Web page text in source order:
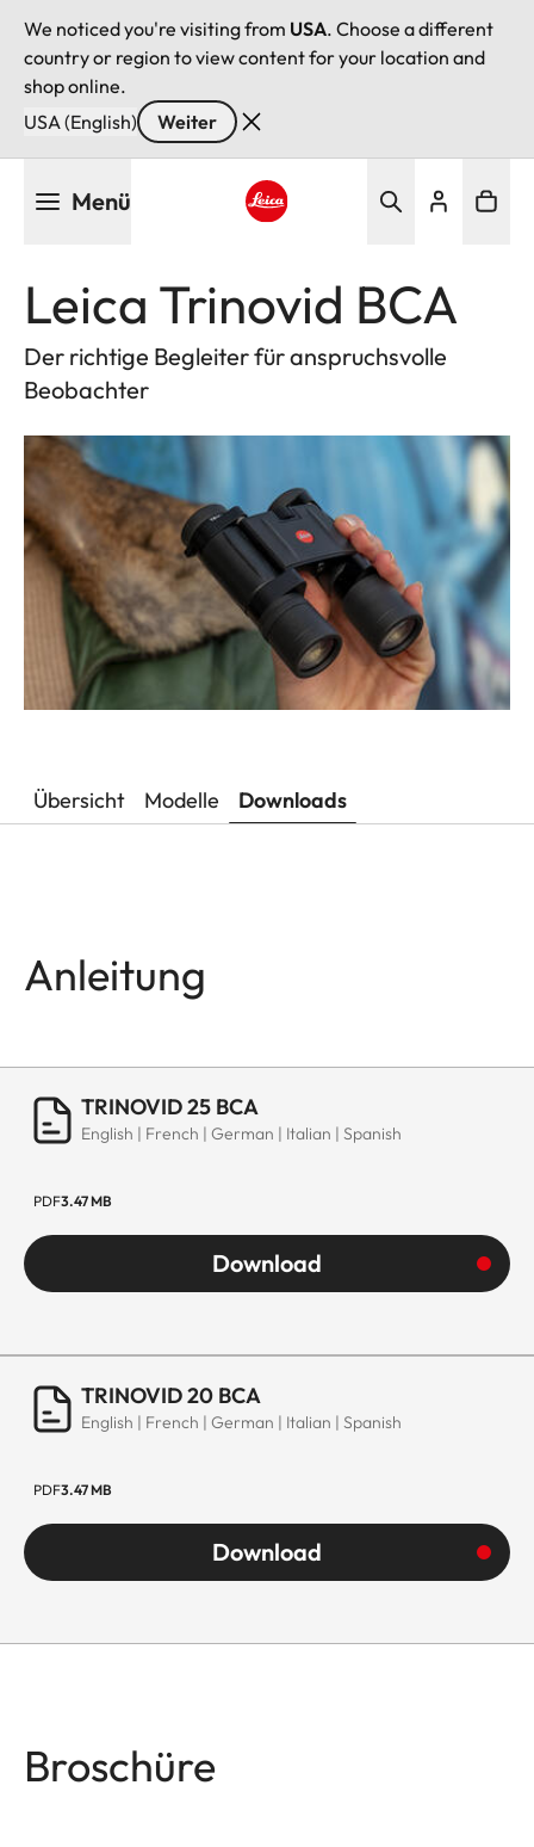
We noticed you're visiting from USA. Choose a different
country or region to view content for your location and
shop online.
USA (English)
Weiter
Menü
Leica Trinovid BCA
Der richtige Begleiter für anspruchsvolle
Beobachter
Übersicht Modelle Downloads
Anleitung
TRINOVID 25 BCA
English | French | German | Italian | Spanish
PDF3.47 MB
Download
TRINOVID 20 BCA
English | French | German | Italian | Spanish
PDF3.47 MB
Download
Broschüre